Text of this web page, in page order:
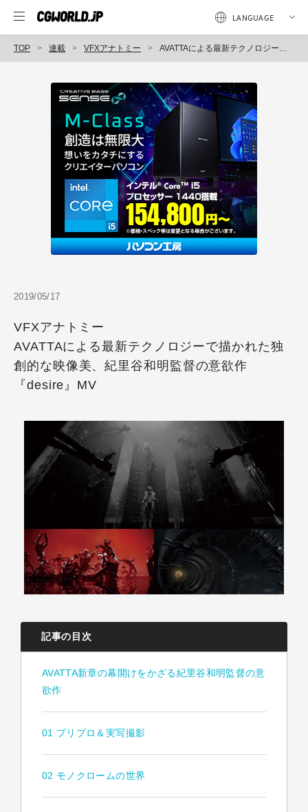
TOP 連載 VFXアナトミー AVATTAによる最新テクノロジーで描かれた独創的な映像美、紀里谷和明監督の意欲作『desire』MV
2019/05/17
VFXアナトミー
AVATTAによる最新テクノロジーで描かれた独
創的な映像美、紀里谷和明監督の意欲作
『desire』MV
記事の目次
AVATTA新章の幕開けをかざる紀里谷和明監督の意
欲作
01 プリプロ＆実写撮影
02 モノクロームの世界